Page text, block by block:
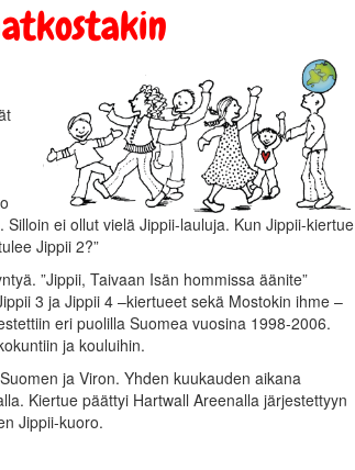
ei ollut vielä Jippii-lauluja. Kun Jippii-kiertue
Jippii 2?”
”Jippii, Taivaan Isän hommissa äänite”
3 ja Jippii 4 –kiertueet sekä Mostokin ihme –
eri puolilla Suomea vuosina 1998-2006.
ja kouluihin.
ja Viron. Yhden kuukauden aikana
Kiertue päättyi Hartwall Areenalla järjestettyyn
Jippii-kuoro.